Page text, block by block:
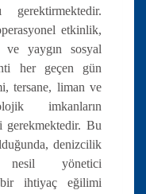
gerektirmektedir.
etkinlik,
yaygın sosyal
her geçen gün
tersane, liman ve
imkanların
gerekmektedir. Bu
denizcilik
nesil yönetici
ihtiyaç eğilimi